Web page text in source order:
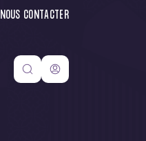
NOUS CONTACTER